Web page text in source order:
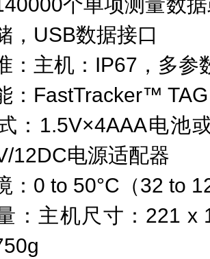
， USB数据接口
：主机： IP67 ，多参
： FastTracker™
： 1.5V×4AAA电池
12DC电源适配器
： 0 to 50°C （32 to
： 主机尺寸： 221 x
g